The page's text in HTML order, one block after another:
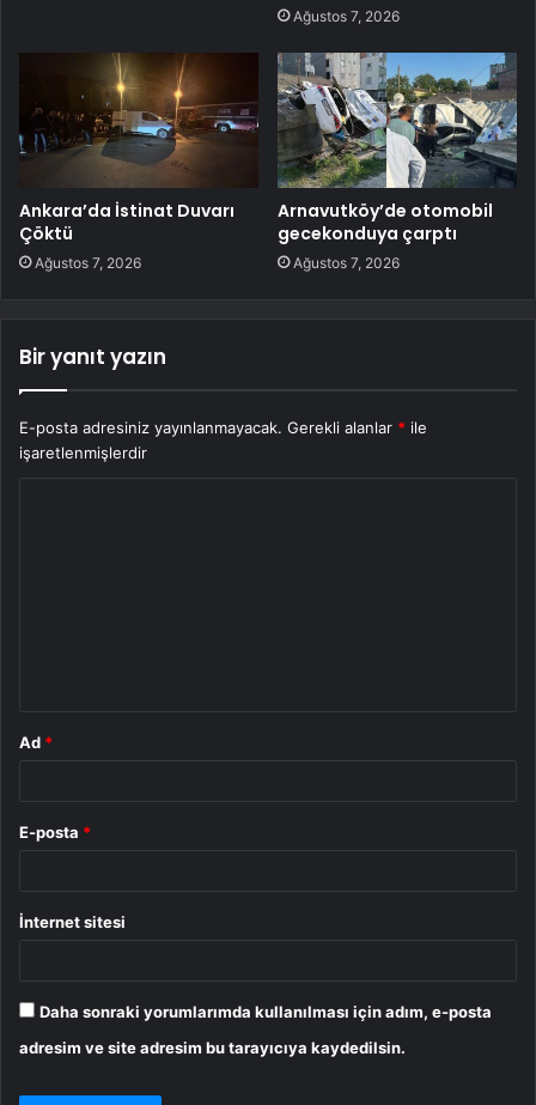
Ağustos 7, 2026
Ankara’da İstinat Duvarı
Çöktü
Ağustos 7, 2026
Arnavutköy’de otomobil
gecekonduya çarptı
Ağustos 7, 2026
Bir yanıt yazın
E-posta adresiniz yayınlanmayacak. Gerekli alanlar * ile
işaretlenmişlerdir
Ad *
E-posta *
İnternet sitesi
Daha sonraki yorumlarımda kullanılması için adım, e-posta
adresim ve site adresim bu tarayıcıya kaydedilsin.